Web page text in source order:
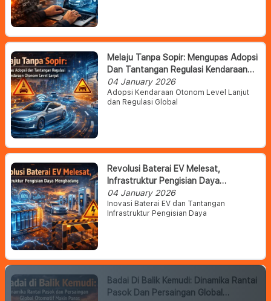
Melaju Tanpa Sopir: Mengupas Adopsi
Dan Tantangan Regulasi Kendaraan
Otonom Level Lanjut
04 January 2026
Adopsi Kendaraan Otonom Level Lanjut
dan Regulasi Global
Revolusi Baterai EV Melesat,
Infrastruktur Pengisian Daya
Menghadang
04 January 2026
Inovasi Baterai EV dan Tantangan
Infrastruktur Pengisian Daya
Badai Di Balik Kemudi: Dinamika Rantai
Pasok Dan Persaingan Global